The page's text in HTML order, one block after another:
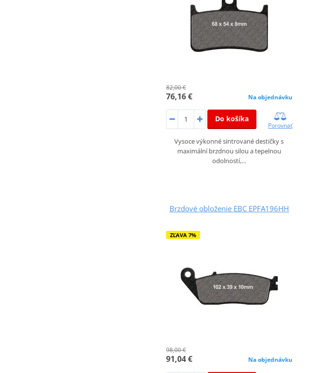
82,00 €
76,16 € Na objednávku
Do košíka
Porovnať
Vysoce výkonné sintrované destičky s
maximální brzdnou silou a tepelnou
odolností,…
Brzdové obloženie EBC EPFA196HH
ZĽAVA 7%
98,00 €
91,04 € Na objednávku